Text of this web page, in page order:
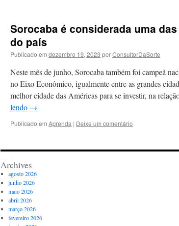
Sorocaba é considerada uma
do país
Publicado em dezembro 19, 2023 porConsultorDaSorte
Neste mês de junho, Sorocaba também foi campeã
no Eixo Econômico, igualmente entre as grandes
melhor cidade das Américas para se investir, na
lendo →
Publicado em Aprenda | Deixe um comentário
Archives
agosto 2026
junho 2026
maio 2026
abril 2026
março 2026
fevereiro 2026